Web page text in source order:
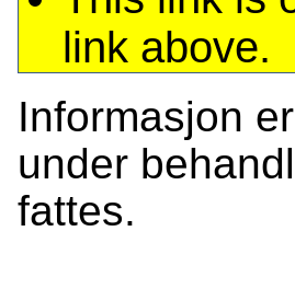
link above.
Informasjon
under
fattes.